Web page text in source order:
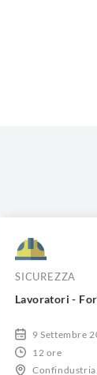
SICUREZZA
Lavoratori -
9 Settembre
12 ore
Confindustria